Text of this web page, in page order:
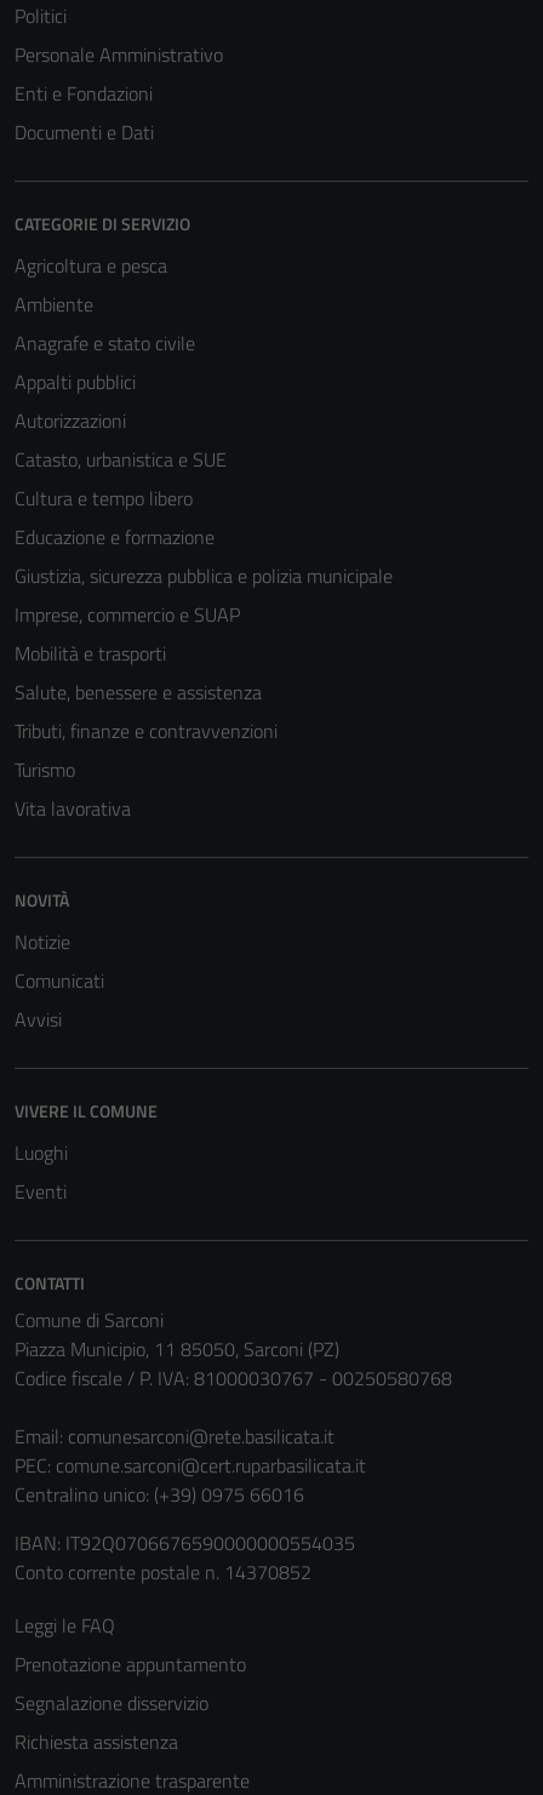
Politici
Personale Amministrativo
Enti e Fondazioni
Documenti e Dati
CATEGORIE DI SERVIZIO
Agricoltura e pesca
Ambiente
Anagrafe e stato civile
Appalti pubblici
Autorizzazioni
Catasto, urbanistica e SUE
Cultura e tempo libero
Educazione e formazione
Giustizia, sicurezza pubblica e polizia municipale
Imprese, commercio e SUAP
Mobilità e trasporti
Salute, benessere e assistenza
Tributi, finanze e contravvenzioni
Turismo
Vita lavorativa
NOVITÀ
Notizie
Comunicati
Avvisi
VIVERE IL COMUNE
Luoghi
Eventi
CONTATTI
Comune di Sarconi
Piazza Municipio, 11 85050, Sarconi (PZ)
Codice fiscale / P. IVA: 81000030767 - 00250580768
Email: comunesarconi@rete.basilicata.it
PEC: comune.sarconi@cert.ruparbasilicata.it
Centralino unico: (+39) 0975 66016
IBAN: IT92Q0706676590000000554035
Conto corrente postale n. 14370852
Leggi le FAQ
Prenotazione appuntamento
Segnalazione disservizio
Richiesta assistenza
Amministrazione trasparente